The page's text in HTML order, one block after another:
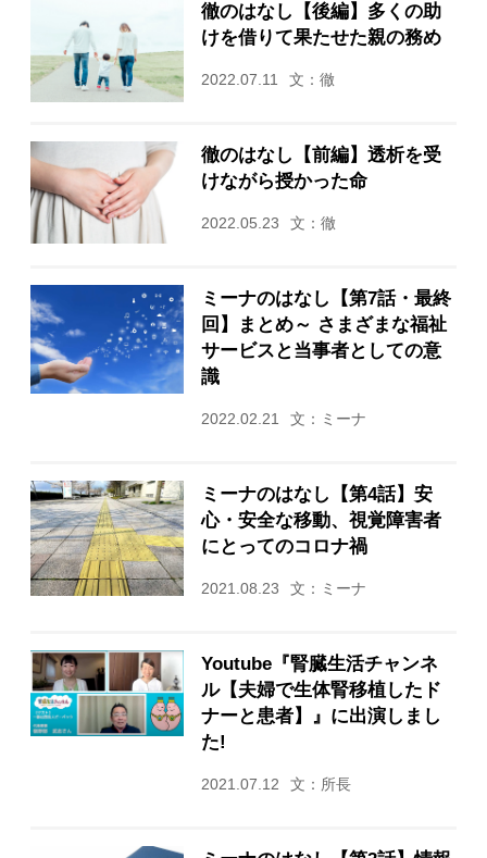
徹のはなし【後編】多くの助
けを借りて果たせた親の務め
2022.07.11 文：徹
徹のはなし【前編】透析を受
けながら授かった命
2022.05.23 文：徹
ミーナのはなし【第7話・最終
回】まとめ～ さまざまな福祉
サービスと当事者としての意
識
2022.02.21 文：ミーナ
ミーナのはなし【第4話】安
心・安全な移動、視覚障害者
にとってのコロナ禍
2021.08.23 文：ミーナ
Youtube『腎臓生活チャンネ
ル【夫婦で生体腎移植したド
ナーと患者】』に出演しまし
た!
2021.07.12 文：所長